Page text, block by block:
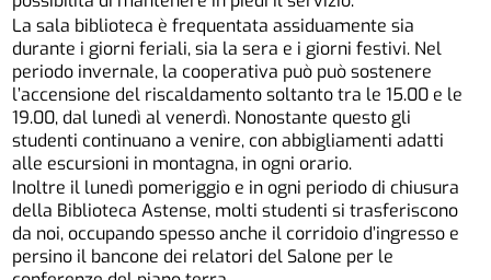
La sala biblioteca è frequentata assiduamente sia
durante i giorni feriali, sia la sera e i giorni festivi. Nel
periodo invernale, la cooperativa può può sostenere
l’accensione del riscaldamento soltanto tra le 15.00 e le
19.00, dal lunedì al venerdì. Nonostante questo gli
studenti continuano a venire, con abbigliamenti adatti
alle escursioni in montagna, in ogni orario.
Inoltre il lunedì pomeriggio e in ogni periodo di chiusura
della Biblioteca Astense, molti studenti si trasferiscono
da noi, occupando spesso anche il corridoio d’ingresso e
persino il bancone dei relatori del Salone per le